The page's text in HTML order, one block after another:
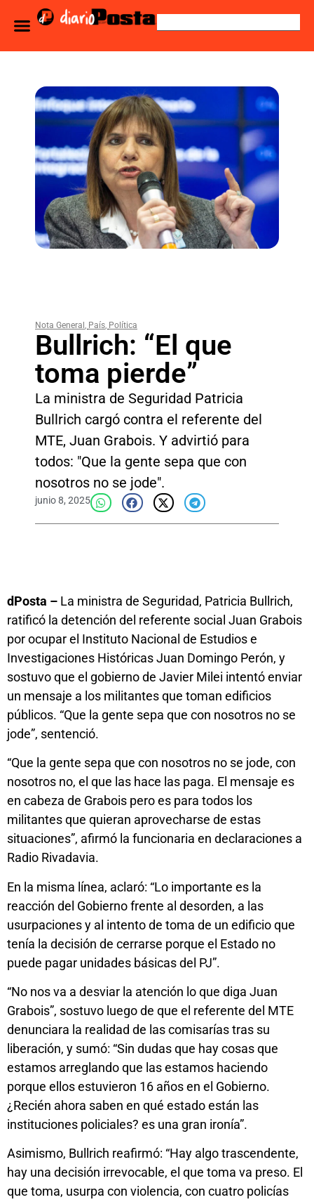
Nota General , País, Política
Bullrich: “El que
toma pierde”
La ministra de Seguridad Patricia
Bullrich cargó contra el referente del
MTE, Juan Grabois. Y advirtió para
todos: "Que la gente sepa que con
nosotros no se jode".
junio 8, 2025
dPosta – La ministra de Seguridad, Patricia Bullrich,
ratificó la detención del referente social Juan Grabois
por ocupar el Instituto Nacional de Estudios e
Investigaciones Históricas Juan Domingo Perón, y
sostuvo que el gobierno de Javier Milei intentó enviar
un mensaje a los militantes que toman edificios
públicos. “Que la gente sepa que con nosotros no se
jode”, sentenció.
“Que la gente sepa que con nosotros no se jode, con
nosotros no, el que las hace las paga. El mensaje es
en cabeza de Grabois pero es para todos los
militantes que quieran aprovecharse de estas
situaciones”, afirmó la funcionaria en declaraciones a
Radio Rivadavia.
En la misma línea, aclaró: “Lo importante es la
reacción del Gobierno frente al desorden, a las
usurpaciones y al intento de toma de un edificio que
tenía la decisión de cerrarse porque el Estado no
puede pagar unidades básicas del PJ”.
“No nos va a desviar la atención lo que diga Juan
Grabois”, sostuvo luego de que el referente del MTE
denunciara la realidad de las comisarías tras su
liberación, y sumó: “Sin dudas que hay cosas que
estamos arreglando que las estamos haciendo
porque ellos estuvieron 16 años en el Gobierno.
¿Recién ahora saben en qué estado están las
instituciones policiales? es una gran ironía”.
Asimismo, Bullrich reafirmó: “Hay algo trascendente,
hay una decisión irrevocable, el que toma va preso. El
que toma, usurpa con violencia, con cuatro policías